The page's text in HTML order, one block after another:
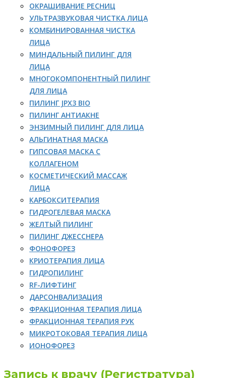
ОКРАШИВАНИЕ РЕСНИЦ
УЛЬТРАЗВУКОВАЯ ЧИСТКА ЛИЦА
КОМБИНИРОВАННАЯ ЧИСТКА
ЛИЦА
МИНДАЛЬНЫЙ ПИЛИНГ ДЛЯ
ЛИЦА
МНОГОКОМПОНЕНТНЫЙ ПИЛИНГ
ДЛЯ ЛИЦА
ПИЛИНГ JPX3 BIO
ПИЛИНГ АНТИАКНЕ
ЭНЗИМНЫЙ ПИЛИНГ ДЛЯ ЛИЦА
АЛЬГИНАТНАЯ МАСКА
ГИПСОВАЯ МАСКА С
КОЛЛАГЕНОМ
КОСМЕТИЧЕСКИЙ МАССАЖ
ЛИЦА
КАРБОКСИТЕРАПИЯ
ГИДРОГЕЛЕВАЯ МАСКА
ЖЕЛТЫЙ ПИЛИНГ
ПИЛИНГ ДЖЕССНЕРА
ФОНОФОРЕЗ
КРИОТЕРАПИЯ ЛИЦА
ГИДРОПИЛИНГ
RF-ЛИФТИНГ
ДАРСОНВАЛИЗАЦИЯ
ФРАКЦИОННАЯ ТЕРАПИЯ ЛИЦА
ФРАКЦИОННАЯ ТЕРАПИЯ РУК
МИКРОТОКОВАЯ ТЕРАПИЯ ЛИЦА
ИОНОФОРЕЗ
Запись к врачу (Регистратура)